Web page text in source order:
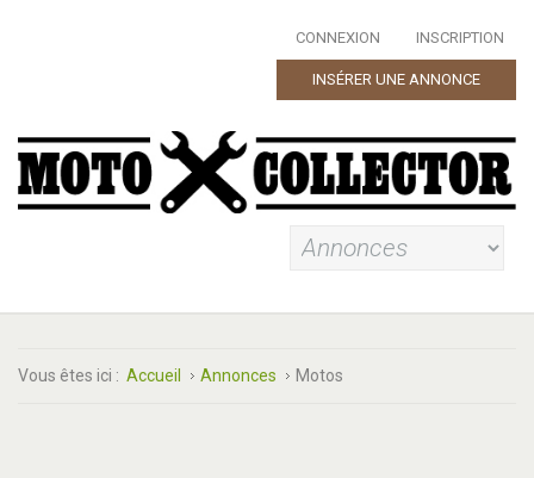
CONNEXION INSCRIPTION
INSÉRER UNE ANNONCE
Vous êtes ici : Accueil Annonces Motos